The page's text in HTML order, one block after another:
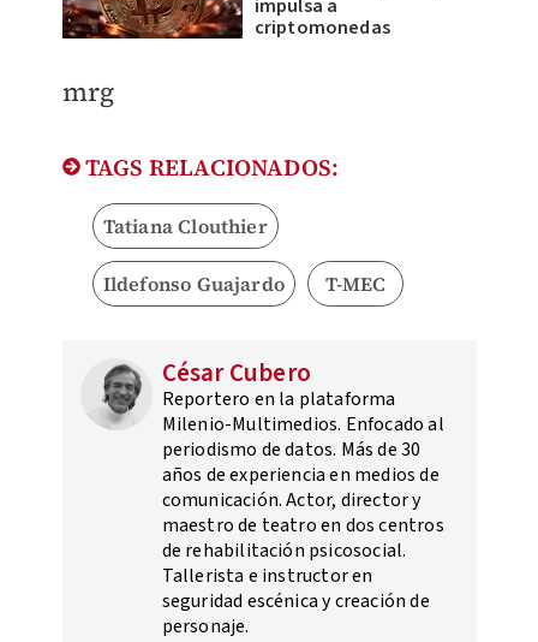
impulsa a
criptomonedas
mrg
TAGS RELACIONADOS:
Tatiana Clouthier
Ildefonso Guajardo T-MEC
César Cubero
Reportero en la plataforma
Milenio-Multimedios. Enfocado al
periodismo de datos. Más de 30
años de experiencia en medios de
comunicación. Actor, director y
maestro de teatro en dos centros
de rehabilitación psicosocial.
Tallerista e instructor en
seguridad escénica y creación de
personaje.